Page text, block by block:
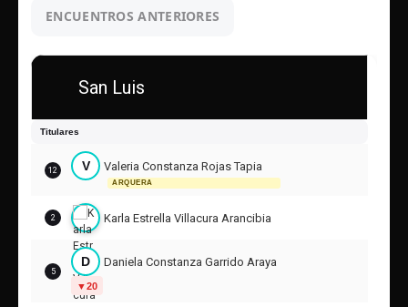
ENCUENTROS ANTERIORES
San Luis
Titulares
12 V Valeria Constanza Rojas Tapia
ARQUERA
2 Karla Estrella Villacura Arancibia
5
D Daniela Constanza Garrido Araya
20